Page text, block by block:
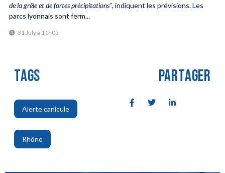
de la grêle et de fortes précipitations", indiquent les prévisions. Les
parcs lyonnais sont ferm...
31 July à 11h05
TAGS
Alerte canicule
,
Rhône
PARTAGER